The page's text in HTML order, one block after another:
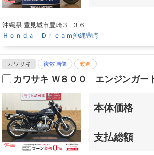
沖縄県 豊見城市豊崎３−３６
Ｈｏｎｄａ Ｄｒｅａｍ沖縄豊崎
カワサキ 複数画像 動画
カワサキ Ｗ８００ エンジンガー
本体価格
支払総額